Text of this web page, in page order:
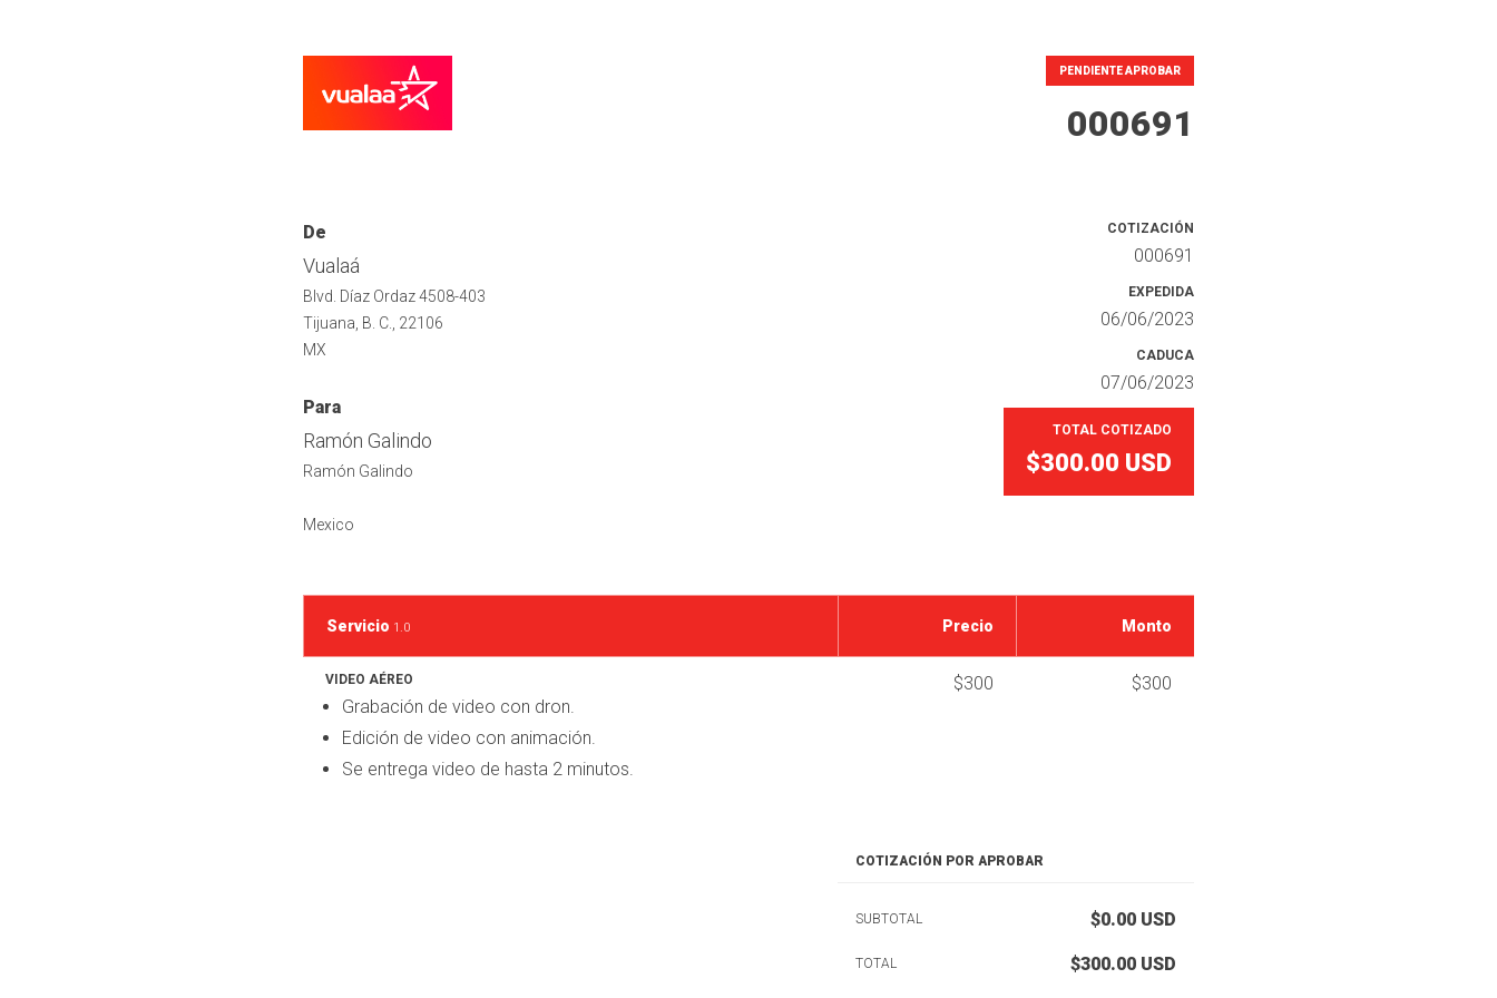
PENDIENTE APROBAR
000691
De
Vualaá
Blvd. Díaz Ordaz 4508-403
Tijuana, B. C., 22106
MX
Para
Ramón Galindo
Ramón Galindo
Mexico
COTIZACIÓN
000691
EXPEDIDA
06/06/2023
CADUCA
07/06/2023
TOTAL COTIZADO
$300.00 USD
Servicio 1.0
VIDEO AÉREO
Grabación de video con dron.
Edición de video con animación.
Se entrega video de hasta 2 minutos.
Precio
$300
Monto
$300
COTIZACIÓN POR APROBAR
SUBTOTAL $0.00 USD
TOTAL $300.00 USD